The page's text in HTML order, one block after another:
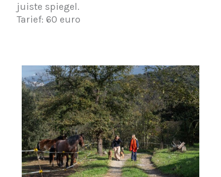
juiste spiegel.
Tarief: 60 euro